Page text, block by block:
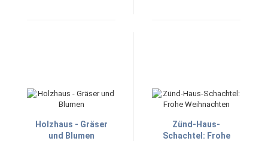
Holzhaus - Gräser
und Blumen
Zünd-Haus-
Schachtel: Frohe